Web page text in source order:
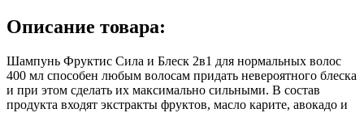
Описание товара:
Шампунь Фруктис Сила и Блеск 2в1 для нормальных волос
400 мл способен любым волосам придать невероятного блеска
и при этом сделать их максимально сильными. В состав
продукта входят экстракты фруктов, масло карите, авокадо и